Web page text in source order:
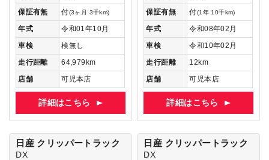
保証有無
付(3ヶ月 3千km)
年式
令和01年10月
車検
検無し
走行距離
64,979km
店舗
可児本店
詳細はこちら
保証有無
付(1年 10千km)
年式
令和08年02月
車検
令和10年02月
走行距離
12km
店舗
可児本店
詳細はこちら
日産 クリッパートラック
DX
日産 クリッパートラック
DX